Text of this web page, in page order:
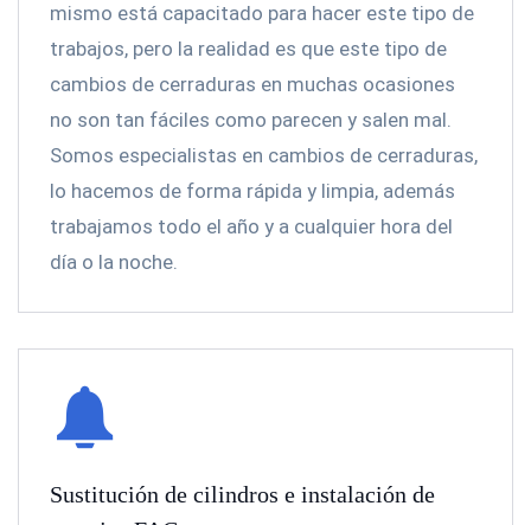
mismo está capacitado para hacer este tipo de
trabajos, pero la realidad es que este tipo de
cambios de cerraduras en muchas ocasiones
no son tan fáciles como parecen y salen mal.
Somos especialistas en cambios de cerraduras,
lo hacemos de forma rápida y limpia, además
trabajamos todo el año y a cualquier hora del
día o la noche.
Sustitución de cilindros e instalación de